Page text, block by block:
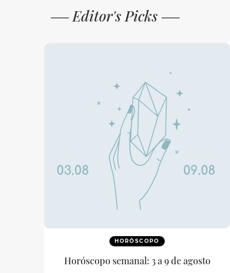
Editor's Picks
HORÓSCOPO
Horóscopo semanal: 3 a 9 de agosto